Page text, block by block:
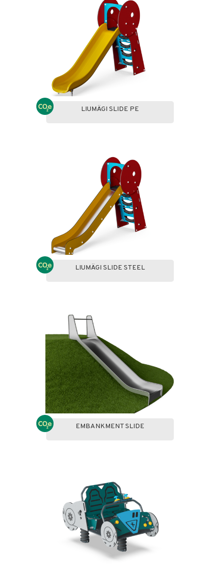
LIUMÄGI SLIDE PE
LIUMÄGI SLIDE STEEL
EMBANKMENT SLIDE